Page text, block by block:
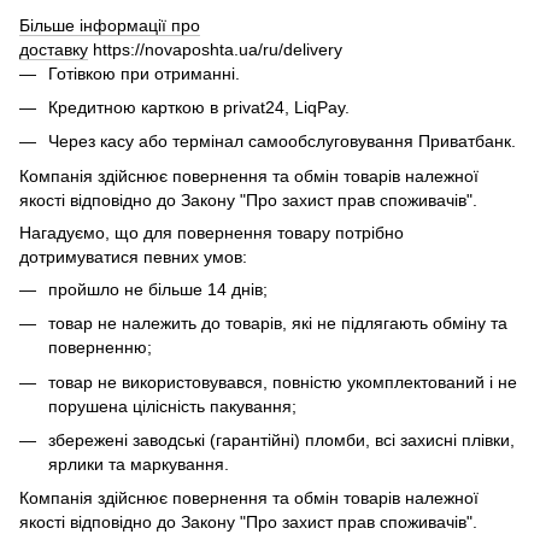
Більше інформації про
доставку https://novaposhta.ua/ru/delivery
Готівкою при отриманні.
Кредитною карткою в privat24, LiqPay.
Через касу або термінал самообслуговування Приватбанк.
Компанія здійснює повернення та обмін товарів належної
якості відповідно до Закону "Про захист прав споживачів".
Нагадуємо, що для повернення товару потрібно
дотримуватися певних умов:
пройшло не більше 14 днів;
товар не належить до товарів, які не підлягають обміну та
поверненню;
товар не використовувався, повністю укомплектований і не
порушена цілісність пакування;
збережені заводські (гарантійні) пломби, всі захисні плівки,
ярлики та маркування.
Компанія здійснює повернення та обмін товарів належної
якості відповідно до Закону "Про захист прав споживачів".